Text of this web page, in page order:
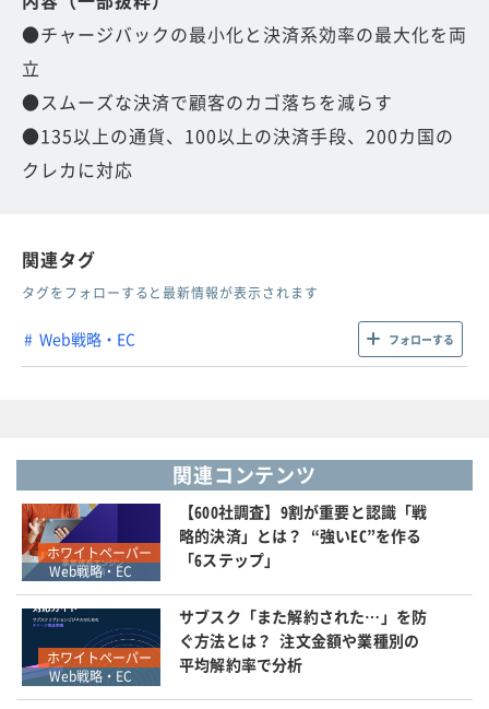
●チャージバックの最小化と決済系効率の最大化を両
立
●スムーズな決済で顧客のカゴ落ちを減らす
●135以上の通貨、100以上の決済手段、200カ国の
クレカに対応
関連タグ
タグをフォローすると最新情報が表示されます
Web戦略・EC フォローする
関連コンテンツ
ホワイトペーパー
Web戦略・EC
【600社調査】9割が重要と認識「戦
略的決済」とは？ “強いEC”を作る
「6ステップ」
ホワイトペーパー
Web戦略・EC
サブスク「また解約された…」を防
ぐ方法とは？ 注文金額や業種別の
平均解約率で分析